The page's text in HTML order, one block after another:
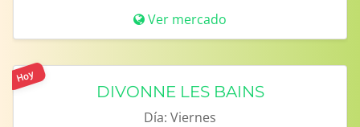
Ver mercado
Hoy
DIVONNE LES BAINS
Día: Viernes